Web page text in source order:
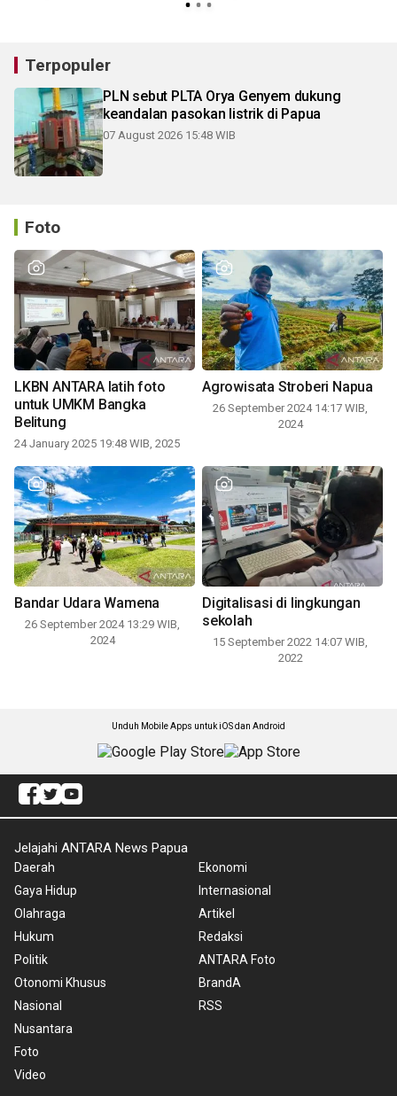
Terpopuler
PLN sebut PLTA Orya Genyem dukung
keandalan pasokan listrik di Papua
07 August 2026 15:48 WIB
Foto
LKBN ANTARA latih foto
untuk UMKM Bangka
Belitung
24 January 2025 19:48 WIB, 2025
Agrowisata Stroberi Napua
26 September 2024 14:17 WIB,
2024
Bandar Udara Wamena
26 September 2024 13:29 WIB,
2024
Digitalisasi di lingkungan
sekolah
15 September 2022 14:07 WIB,
2022
Unduh Mobile Apps untuk iOS dan Android
Jelajahi ANTARA News Papua
Daerah
Gaya Hidup
Olahraga
Hukum
Politik
Otonomi Khusus
Nasional
Nusantara
Foto
Video
Ekonomi
Internasional
Artikel
Redaksi
ANTARA Foto
BrandA
RSS